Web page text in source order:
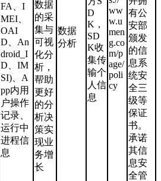
FA、I
MEI、
OAI
D、An
droid_I
D、IM
SI)、A
pp内用
户操作
记录、
运行中
进程信
息
数据
的采
集与
可视
化分
析，
帮助
更好
的分
析决
策实
现业
务增
长
数据
分析
D
K，
SD
K收
集传
输个
人信
息
ww
w.u
men
g.co
m/p
age/
poli
cy
有公
安部
颁发
的信
息系
统安
全三
级等
保证
书。
承诺
其信
息安
全管